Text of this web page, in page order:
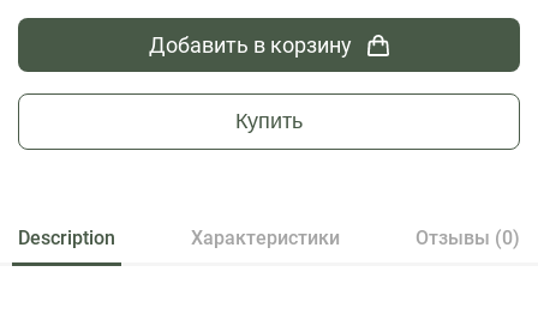
Добавить в корзину
Купить
Description Характеристики Отзывы (0)